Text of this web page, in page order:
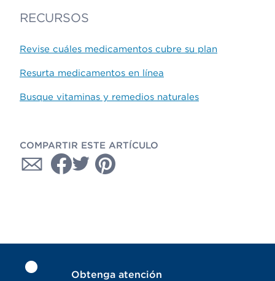
RECURSOS
Revise cuáles medicamentos cubre su plan
Resurta medicamentos en línea
Busque vitaminas y remedios naturales
COMPARTIR ESTE ARTÍCULO
Obtenga atención